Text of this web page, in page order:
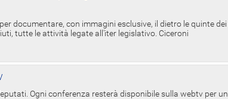
documentare, con immagini esclusive, il dietro le quinte dei
tutte le attività legate all'iter legislativo. Ciceroni
Ogni conferenza resterà disponibile sulla webtv per un